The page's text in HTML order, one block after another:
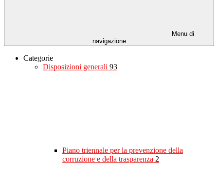
Menu di
navigazione
Categorie
Disposizioni generali 93
Piano triennale per la prevenzione della
corruzione e della trasparenza 2